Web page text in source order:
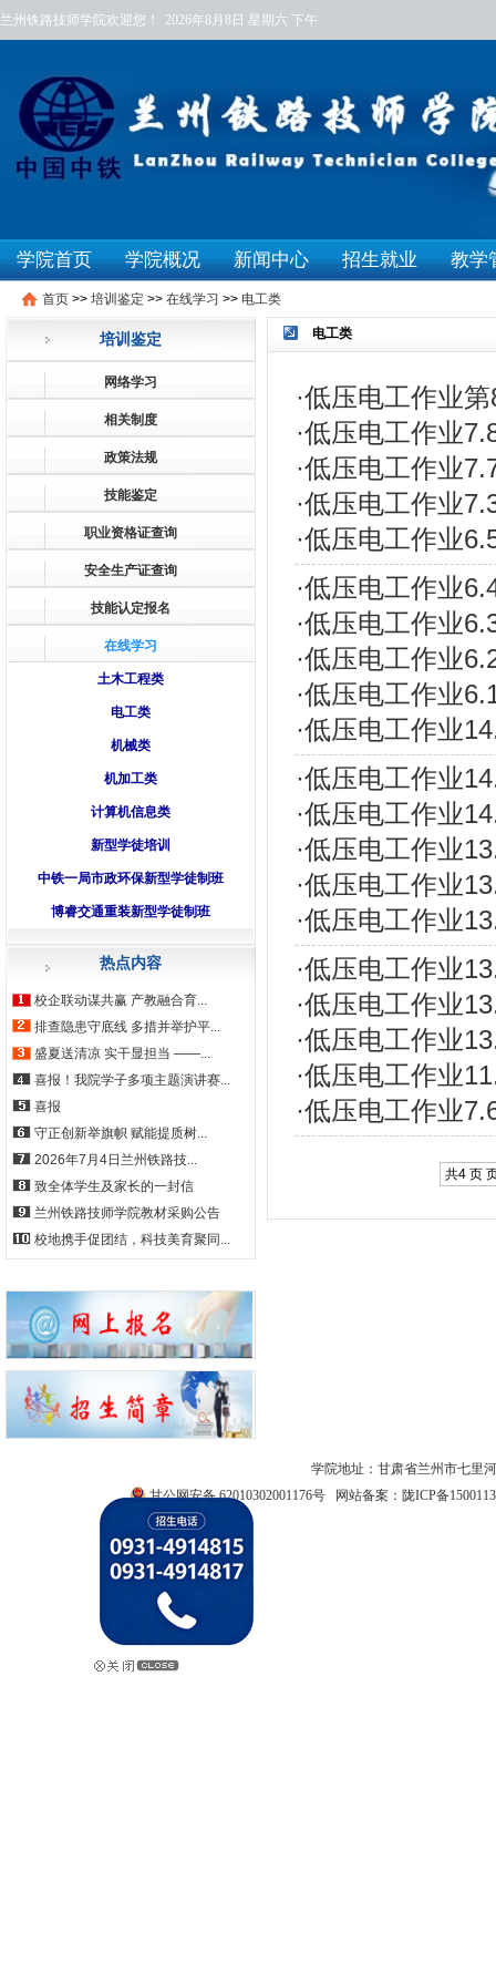
兰州铁路技师学院欢迎您！ 2026年8月8日 星期六 下午
学院首页 学院概况 新闻中心 招生就业 教学
首页 >> 培训鉴定 >> 在线学习 >> 电工类
培训鉴定
网络学习
相关制度
政策法规
技能鉴定
职业资格证查询
安全生产证查询
技能认定报名
在线学习
土木工程类
电工类
机械类
机加工类
计算机信息类
新型学徒培训
中铁一局市政环保新型学徒制班
博睿交通重装新型学徒制班
热点内容
校企联动谋共赢 产教融合育...
排查隐患守底线 多措并举护平...
盛夏送清凉 实干显担当 ——...
喜报！我院学子多项主题演讲赛...
喜报
守正创新举旗帜 赋能提质树...
2026年7月4日兰州铁路技...
致全体学生及家长的一封信
兰州铁路技师学院教材采购公告
校地携手促团结，科技美育聚同...
电工类
·低压电工作业
·低压电工作业
·低压电工作业
·低压电工作业
·低压电工作业
·低压电工作业
·低压电工作业
·低压电工作业
·低压电工作业
·低压电工作业
·低压电工作业
·低压电工作业
·低压电工作业
·低压电工作业
·低压电工作业
·低压电工作业
·低压电工作业
·低压电工作业
·低压电工作业
·低压电工作业
共4 页
学院地址：甘肃省兰州市七里河
甘公网安备 62010302001176号 网站备案： 陇ICP备